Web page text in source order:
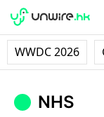
WWDC 2026
NHS